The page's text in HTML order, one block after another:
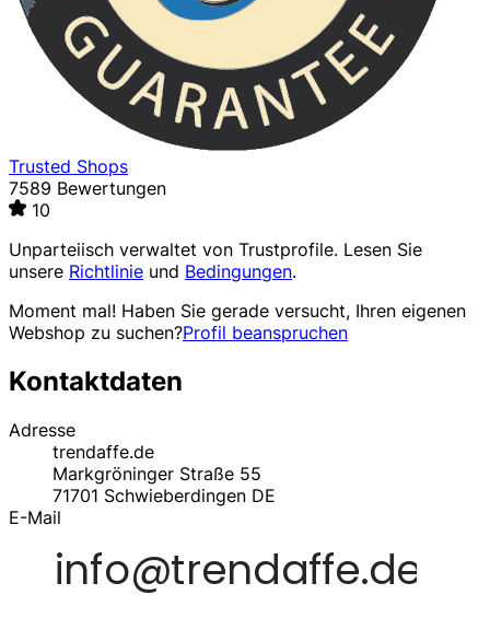
Trusted Shops
7589 Bewertungen
10
Unparteiisch verwaltet von Trustprofile. Lesen Sie
unsere Richtlinie und Bedingungen.
Moment mal! Haben Sie gerade versucht, Ihren eigenen
Webshop zu suchen?Profil beanspruchen
Kontaktdaten
Adresse
trendaffe.de
Markgröninger Straße 55
71701 Schwieberdingen DE
E-Mail